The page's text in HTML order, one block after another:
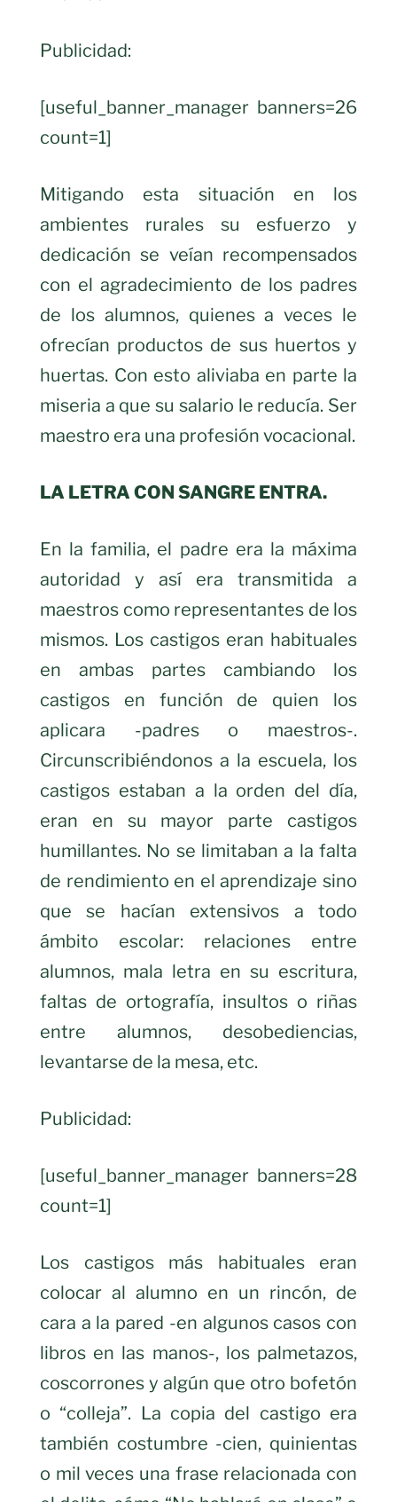
Publicidad:
[useful_banner_manager banners=26
count=1]
Mitigando esta situación en los
ambientes rurales su esfuerzo y
dedicación se veían recompensados
con el agradecimiento de los padres
de los alumnos, quienes a veces le
ofrecían productos de sus huertos y
huertas. Con esto aliviaba en parte la
miseria a que su salario le reducía. Ser
maestro era una profesión vocacional.
LA LETRA CON SANGRE ENTRA.
En la familia, el padre era la máxima
autoridad y así era transmitida a
maestros como representantes de los
mismos. Los castigos eran habituales
en ambas partes cambiando los
castigos en función de quien los
aplicara -padres o maestros-.
Circunscribiéndonos a la escuela, los
castigos estaban a la orden del día,
eran en su mayor parte castigos
humillantes. No se limitaban a la falta
de rendimiento en el aprendizaje sino
que se hacían extensivos a todo
ámbito escolar: relaciones entre
alumnos, mala letra en su escritura,
faltas de ortografía, insultos o riñas
entre alumnos, desobediencias,
levantarse de la mesa, etc.
Publicidad:
[useful_banner_manager banners=28
count=1]
Los castigos más habituales eran
colocar al alumno en un rincón, de
cara a la pared -en algunos casos con
libros en las manos-, los palmetazos,
coscorrones y algún que otro bofetón
o “colleja”. La copia del castigo era
también costumbre -cien, quinientas
o mil veces una frase relacionada con